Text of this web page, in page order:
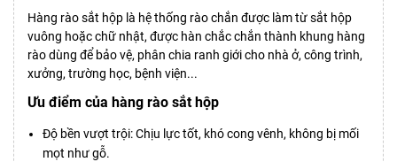
Hàng rào sắt hộp là hệ thống rào chắn được làm từ sắt hộp
vuông hoặc chữ nhật, được hàn chắc chắn thành khung hàng
rào dùng để bảo vệ, phân chia ranh giới cho nhà ở, công trình,
xưởng, trường học, bệnh viện...
Ưu điểm của hàng rào sắt hộp
Độ bền vượt trội: Chịu lực tốt, khó cong vênh, không bị mối
mọt như gỗ.